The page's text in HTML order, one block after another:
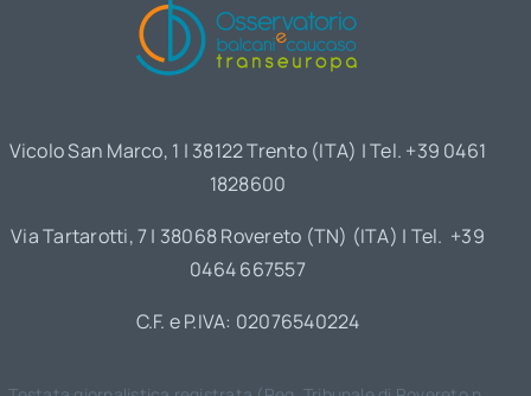
Vicolo San Marco, 1 | 38122 Trento (ITA) | Tel. +39 0461
1828600
Via Tartarotti, 7 | 38068 Rovereto (TN) (ITA) | Tel. +39
0464 667557
C.F. e P.IVA: 02076540224